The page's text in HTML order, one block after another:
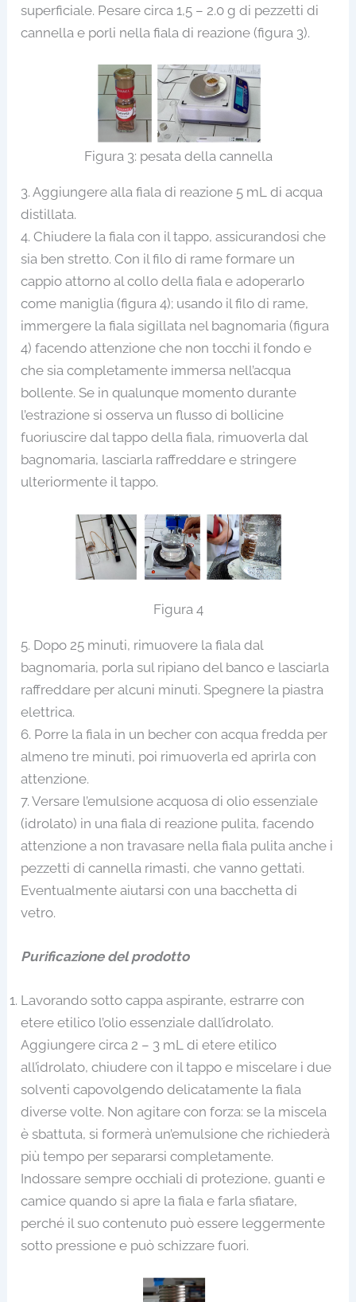
superficiale. Pesare circa 1,5 – 2.0 g di pezzetti di
cannella e porli nella fiala di reazione (figura 3).
Figura 3: pesata della cannella
3. Aggiungere alla fiala di reazione 5 mL di acqua
distillata.
4. Chiudere la fiala con il tappo, assicurandosi che
sia ben stretto. Con il filo di rame formare un
cappio attorno al collo della fiala e adoperarlo
come maniglia (figura 4); usando il filo di rame,
immergere la fiala sigillata nel bagnomaria (figura
4) facendo attenzione che non tocchi il fondo e
che sia completamente immersa nell’acqua
bollente. Se in qualunque momento durante
l’estrazione si osserva un flusso di bollicine
fuoriuscire dal tappo della fiala, rimuoverla dal
bagnomaria, lasciarla raffreddare e stringere
ulteriormente il tappo.
Figura 4
5. Dopo 25 minuti, rimuovere la fiala dal
bagnomaria, porla sul ripiano del banco e lasciarla
raffreddare per alcuni minuti. Spegnere la piastra
elettrica.
6. Porre la fiala in un becher con acqua fredda per
almeno tre minuti, poi rimuoverla ed aprirla con
attenzione.
7. Versare l’emulsione acquosa di olio essenziale
(idrolato) in una fiala di reazione pulita, facendo
attenzione a non travasare nella fiala pulita anche i
pezzetti di cannella rimasti, che vanno gettati.
Eventualmente aiutarsi con una bacchetta di
vetro.
Purificazione del prodotto
Lavorando sotto cappa aspirante, estrarre con
etere etilico l’olio essenziale dall’idrolato.
Aggiungere circa 2 – 3 mL di etere etilico
all’idrolato, chiudere con il tappo e miscelare i due
solventi capovolgendo delicatamente la fiala
diverse volte. Non agitare con forza: se la miscela
è sbattuta, si formerà un’emulsione che richiederà
più tempo per separarsi completamente.
Indossare sempre occhiali di protezione, guanti e
camice quando si apre la fiala e farla sfiatare,
perché il suo contenuto può essere leggermente
sotto pressione e può schizzare fuori.